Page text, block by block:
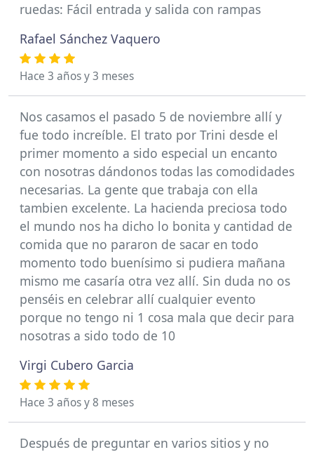
ruedas: Fácil entrada y salida con rampas
Rafael Sánchez Vaquero
Hace 3 años y 3 meses
Nos casamos el pasado 5 de noviembre allí y
fue todo increíble. El trato por Trini desde el
primer momento a sido especial un encanto
con nosotras dándonos todas las comodidades
necesarias. La gente que trabaja con ella
tambien excelente. La hacienda preciosa todo
el mundo nos ha dicho lo bonita y cantidad de
comida que no pararon de sacar en todo
momento todo buenísimo si pudiera mañana
mismo me casaría otra vez allí. Sin duda no os
penséis en celebrar allí cualquier evento
porque no tengo ni 1 cosa mala que decir para
nosotras a sido todo de 10
Virgi Cubero Garcia
Hace 3 años y 8 meses
Después de preguntar en varios sitios y no